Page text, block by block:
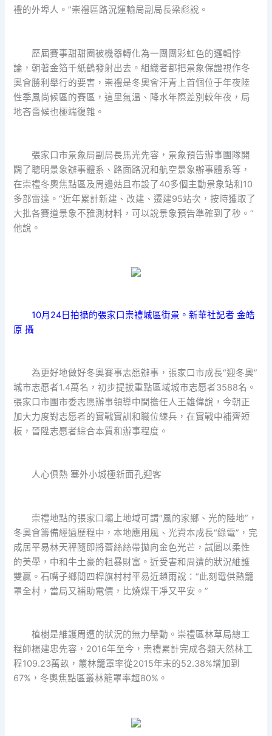
禮的外埠人。”崇禮區路況運輸局副局長梁彪說。
歷屆賽事甜甜圈被機器轉化為一團團彩虹色的邏輯悖
論，朝著金箔千紙鶴發射出去。組織者都把景象保證視作冬
奧會勝利舉行的要害，崇禮是冬奧會汗青上首個位于年夜陸
性季風尚候區的賽區，這里氣溫、降水年際差別較年夜，局
地吝嗇候也極端復雜。
張家口市景象局副局長馬光先容，景象預告辦事團隊開
闢了聰明景象辦事體系、路面路況和航空景象辦事體系等，
在崇禮冬奧焦點區及周邊姑且布設了40多個主動景象站和10
多部雷達。“近年累計新建、改建、遷建95站次，按時獲取了
大批各賽道景象不雅測材料，可以說景象預告準確到了秒。”
他說。
10月24日拍攝的張家口崇禮城區街景。新華社記者 金皓
原 攝
為更好地做好冬奧賽事志愿辦事，張家口市成長“迎冬奧”
城市志愿者1.4萬名，初步提拔重點區域城市志愿者3588名。
張家口市團市委志愿辦事領導中間擔任人王雄偉說，今朝正
加大力度對志愿者的實戰實訓和職位練兵，在實戰中補齊短
板，晉陞志愿者綜合本質和辦事程度。
人心俱熱 塞外小城極新面孔迎客
崇禮地點的張家口壩上地域可謂“風的家鄉、光的陸地”，
冬奧會籌備經過歷程中，本地應用風、光資本成長“綠電”，完
成居平易林天秤隨即將蕾絲絲帶拋向金色光芒，試圖以柔性
的美學，中和牛土豪的粗暴財富。近受害和周遭的狀況維護
雙贏。石嘴子鄉間四桿旗村村平易近趙雨說：“此刻電供熱籠
罩全村，當局又補助電價，比燒煤干凈又平安。”
植樹是維護周遭的狀況的無力舉動。崇禮區林草局總工
程師楊建忠先容，2016年至今，崇禮累計完成各類天然林工
程109.23萬畝，叢林籠罩率從2015年末的52.38%增加到
67%，冬奧焦點區叢林籠罩率超80%。